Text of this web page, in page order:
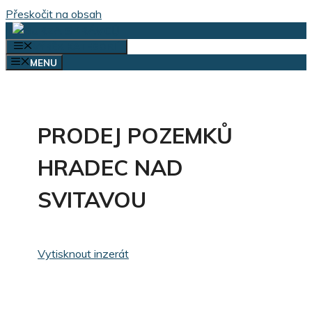
Přeskočit na obsah
MENU
PRODEJ POZEMKŮ
HRADEC NAD
SVITAVOU
Vytisknout inzerát